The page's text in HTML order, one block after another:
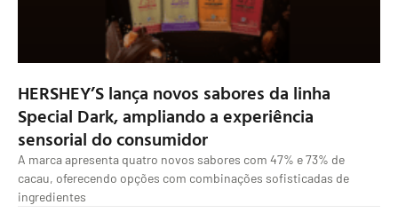
HERSHEY’S lança novos sabores da linha
Special Dark, ampliando a experiência
sensorial do consumidor
A marca apresenta quatro novos sabores com 47% e 73% de
cacau, oferecendo opções com combinações sofisticadas de
ingredientes